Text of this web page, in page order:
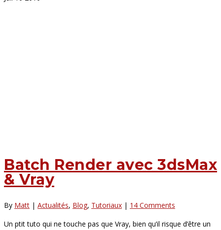
Batch Render avec 3dsMax
& Vray
By Matt | Actualités, Blog, Tutoriaux | 14 Comments
Un ptit tuto qui ne touche pas que Vray, bien qu’il risque d’être un